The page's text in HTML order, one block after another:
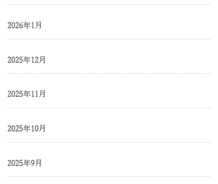
2026年1月
2025年12月
2025年11月
2025年10月
2025年9月